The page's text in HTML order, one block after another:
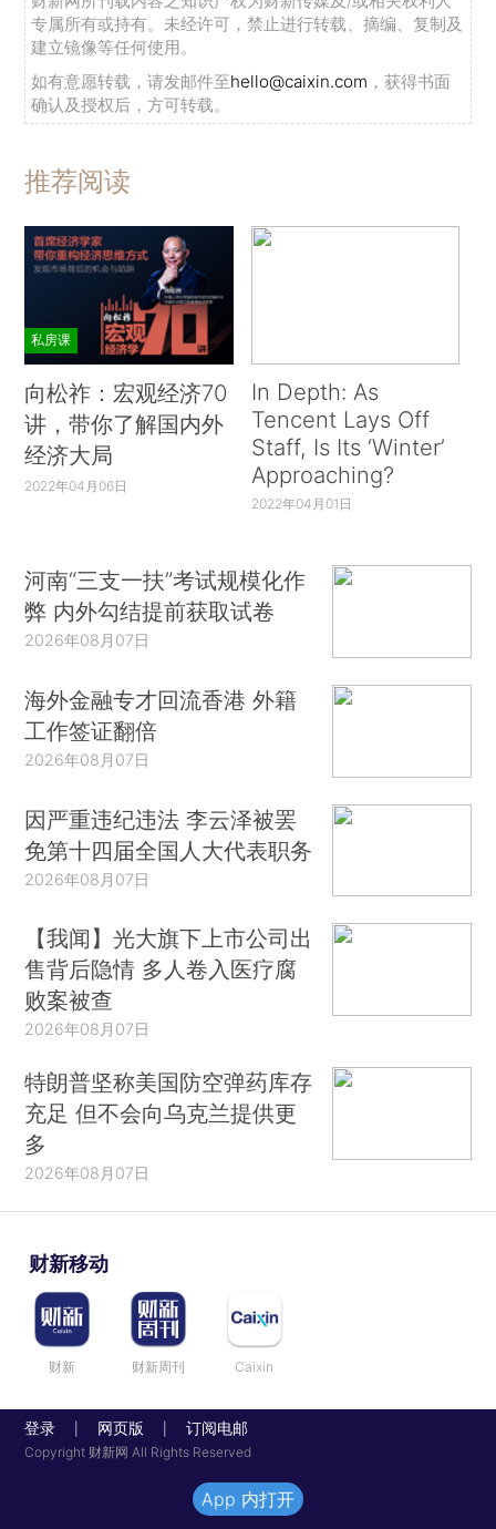
专属所有或持有。未经许可，禁止进行转载、摘编、复制及
建立镜像等任何使用。
如有意愿转载，请发邮件至hello@caixin.com ，获得书面
确认及授权后，方可转载。
推荐阅读
私房课
向松祚：宏观经济70
讲，带你了解国内外
经济大局
2022年04月06日
In Depth: As
Tencent Lays Off
Staff, Is Its ‘Winter’
Approaching?
2022年04月01日
河南“三支一扶”考试规模化作
弊 内外勾结提前获取试卷
2026年08月07日
海外金融专才回流香港 外籍
工作签证翻倍
2026年08月07日
因严重违纪违法 李云泽被罢
免第十四届全国人大代表职务
2026年08月07日
【我闻】光大旗下上市公司出
售背后隐情 多人卷入医疗腐
败案被查
2026年08月07日
特朗普坚称美国防空弹药库存
充足 但不会向乌克兰提供更
多
2026年08月07日
财新移动
财新 财新周刊 Caixin
登录 网页版 订阅电邮
Copyright 财新网 All Rights Reserved
App 内打开